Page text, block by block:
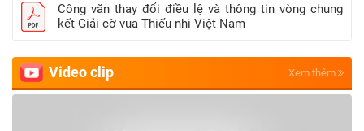
Công văn thay đổi điều lệ và thông tin vòng chung
kết Giải cờ vua Thiếu nhi Việt Nam
Video clip Xem thêm